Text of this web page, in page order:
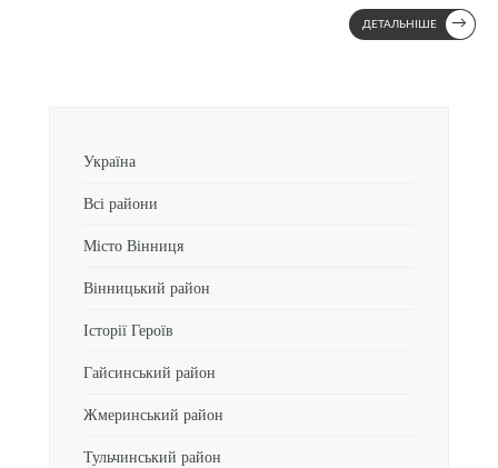
ДЕТАЛЬНІШЕ →
Україна
Всі райони
Місто Вінниця
Вінницький район
Історії Героїв
Гайсинський район
Жмеринський район
Тульчинський район